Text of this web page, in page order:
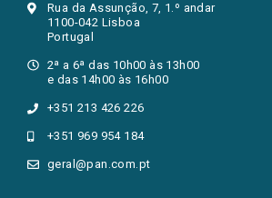
Rua da Assunção, 7, 1.º andar
1100-042 Lisboa
Portugal
2ª a 6ª das 10h00 às 13h00
e das 14h00 às 16h00
+351 213 426 226
+351 969 954 184
geral@pan.com.pt